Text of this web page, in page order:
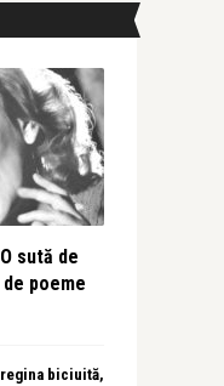
sută de
poeme
biciuită,